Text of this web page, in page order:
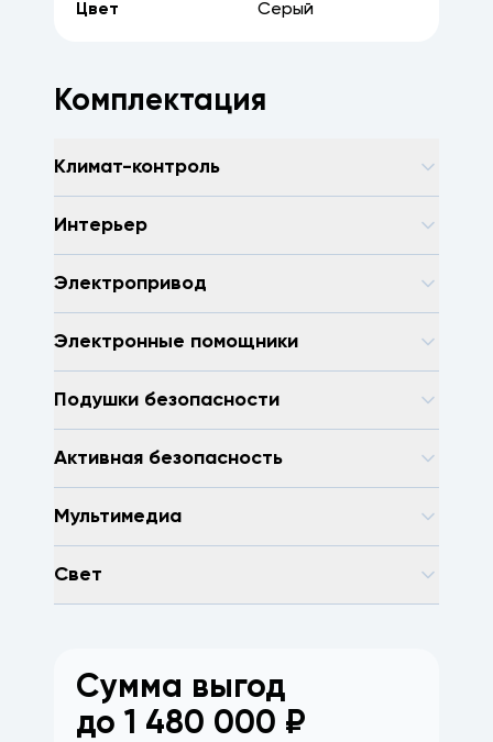
Цвет
Серый
Комплектация
Климат-контроль
Интерьер
Электропривод
Электронные помощники
Подушки безопасности
Активная безопасность
Мультимедиа
Свет
Сумма выгод
до 1 480 000 ₽